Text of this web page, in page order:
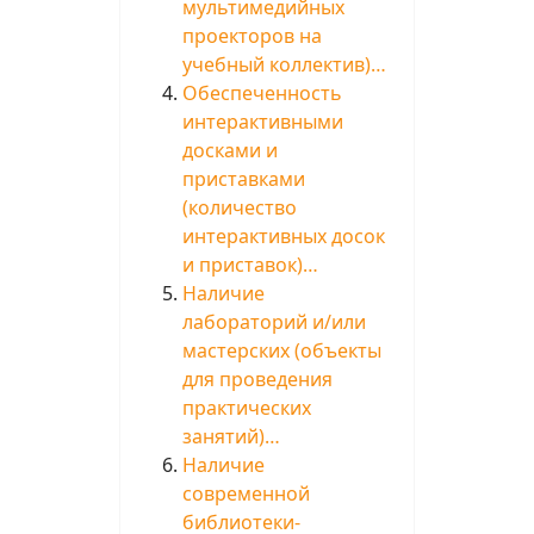
мультимедийных
проекторов на
учебный коллектив)…
Обеспеченность
интерактивными
досками и
приставками
(количество
интерактивных досок
и приставок)…
Наличие
лабораторий и/или
мастерских (объекты
для проведения
практических
занятий)…
Наличие
современной
библиотеки-